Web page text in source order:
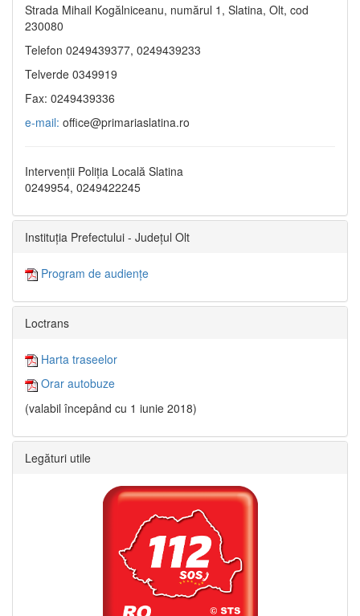
Strada Mihail Kogălniceanu, numărul 1, Slatina, Olt, cod
230080
Telefon 0249439377, 0249439233
Telverde 0349919
Fax: 0249439336
e-mail: office@primariaslatina.ro
Intervenții Poliția Locală Slatina
0249954, 0249422245
Instituția Prefectului - Județul Olt
Program de audiențe
Loctrans
Harta traseelor
Orar autobuze
(valabil începând cu 1 iunie 2018)
Legături utile